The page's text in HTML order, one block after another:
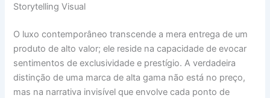
Storytelling Visual
O luxo contemporâneo transcende a mera entrega de um
produto de alto valor; ele reside na capacidade de evocar
sentimentos de exclusividade e prestígio. A verdadeira
distinção de uma marca de alta gama não está no preço,
mas na narrativa invisível que envolve cada ponto de